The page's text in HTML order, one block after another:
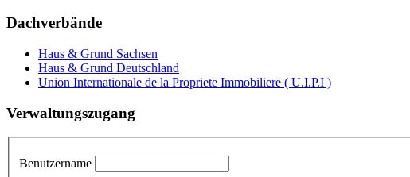
Dachverbände
Haus & Grund Sachsen
Haus & Grund Deutschland
Union Internationale de la Propriete Immobiliere ( U.I.P.I )
Verwaltungszugang
Benutzername